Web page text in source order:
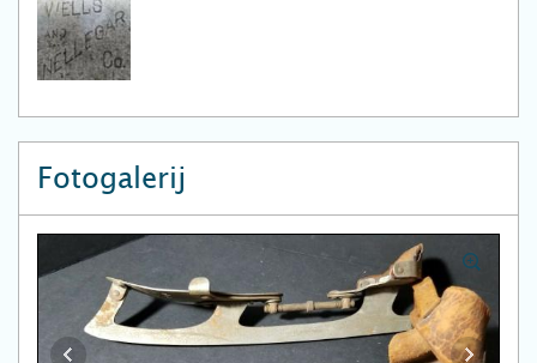
Fotogalerij